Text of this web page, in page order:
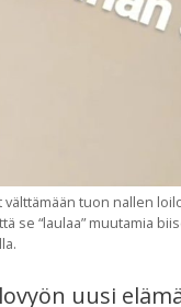
välttämään tuon nallen
se “laulaa” muutamia
uusi